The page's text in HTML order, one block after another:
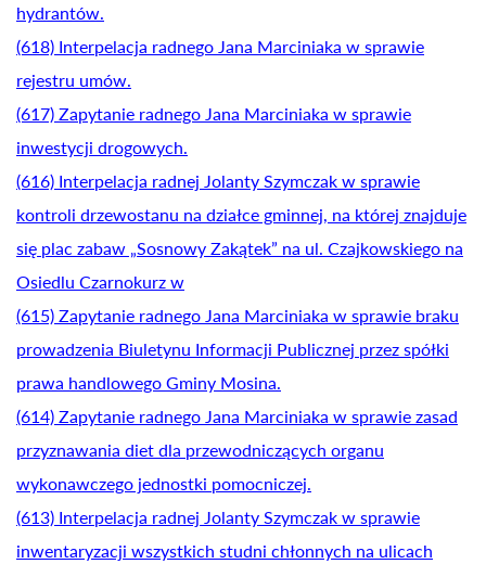
hydrantów.
(618) Interpelacja radnego Jana Marciniaka w sprawie
rejestru umów.
(617) Zapytanie radnego Jana Marciniaka w sprawie
inwestycji drogowych.
(616) Interpelacja radnej Jolanty Szymczak w sprawie
kontroli drzewostanu na działce gminnej, na której znajduje
się plac zabaw „Sosnowy Zakątek” na ul. Czajkowskiego na
Osiedlu Czarnokurz w
(615) Zapytanie radnego Jana Marciniaka w sprawie braku
prowadzenia Biuletynu Informacji Publicznej przez spółki
prawa handlowego Gminy Mosina.
(614) Zapytanie radnego Jana Marciniaka w sprawie zasad
przyznawania diet dla przewodniczących organu
wykonawczego jednostki pomocniczej.
(613) Interpelacja radnej Jolanty Szymczak w sprawie
inwentaryzacji wszystkich studni chłonnych na ulicach